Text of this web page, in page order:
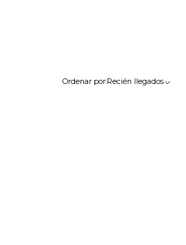
Ordenar por:Recién llegados